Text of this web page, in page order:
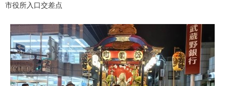
市役所入口交差点